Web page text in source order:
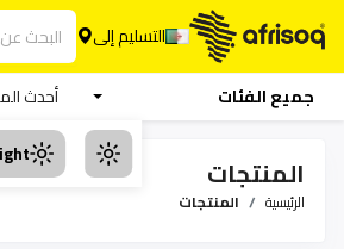
التسليم إلى
جميع الفئات أحدث
المنتجات
الرئيسية المنتجات